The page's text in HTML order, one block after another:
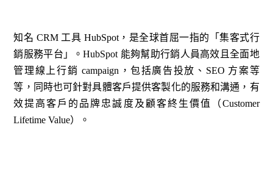
知名 CRM 工具 HubSpot，是全球首屈一指的「集客式行
銷服務平台」。HubSpot 能夠幫助行銷人員高效且全面地
管理線上行銷 campaign，包括廣告投放、SEO 方案等
等，同時也可針對具體客戶提供客製化的服務和溝通，有
效提高客戶的品牌忠誠度及顧客終生價值（Customer
Lifetime Value）。